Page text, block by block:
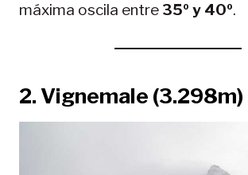
máxima oscila entre 35º y 40º.
2. Vignemale (3.298m)